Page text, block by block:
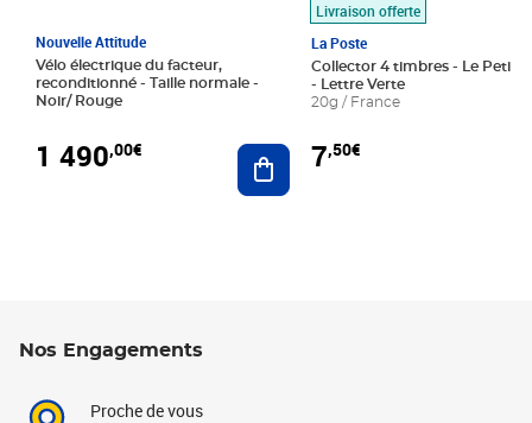
Nouvelle Attitude
Vélo électrique du facteur,
reconditionné - Taille normale -
Noir/ Rouge
1 490,00€ Ajouter au panier
Livraison offerte
La Poste
Collector 4 timbres - Le Petit
- Lettre Verte
20g / France
7,50€
Nos Engagements
Proche de vous